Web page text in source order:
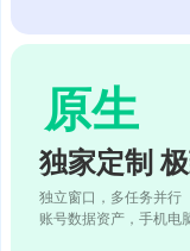
原生
独家定制
独立窗口，多任务并行
账号数据资产，手机电